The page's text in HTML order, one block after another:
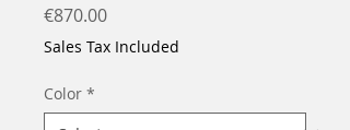
€870.00Price
Sales Tax Included
Color *